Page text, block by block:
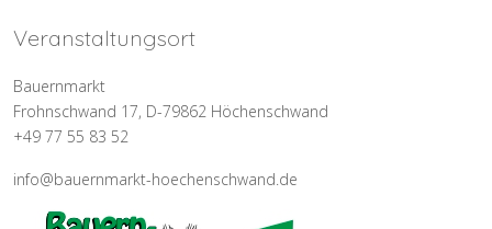
Veranstaltungsort
Bauernmarkt
Frohnschwand 17, D-79862 Höchenschwand
+49 77 55 83 52
info@bauernmarkt-hoechenschwand.de